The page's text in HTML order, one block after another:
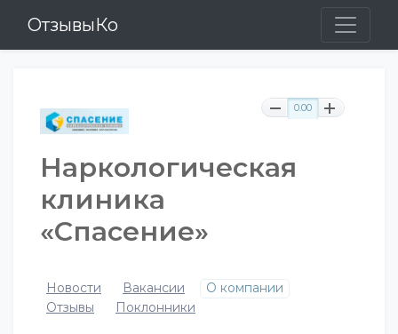
ОтзывыКо
0.00
Наркологическая
клиника
«Спасение»
Новости Вакансии
О компании
Отзывы
Поклонники